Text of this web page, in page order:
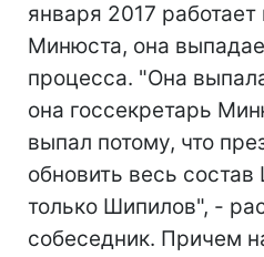
января 2017
Минюста, она
процесса. "Она
она госсекретарь
выпал потому, что
обновить весь
только Шипилов", -
собеседник. Причем